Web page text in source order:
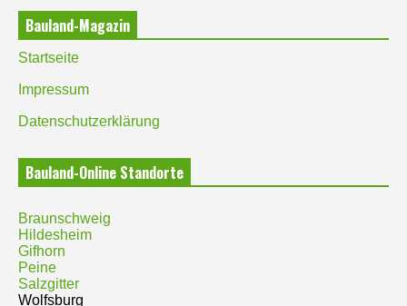
Bauland-Magazin
Startseite
Impressum
Datenschutzerklärung
Bauland-Online Standorte
Braunschweig
Hildesheim
Gifhorn
Peine
Salzgitter
Wolfsburg